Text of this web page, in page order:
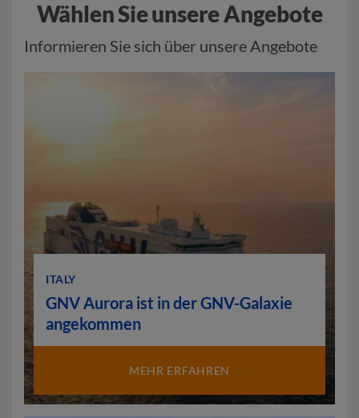
Wählen Sie unsere Angebote
Informieren Sie sich über unsere Angebote
ITALY
GNV Aurora ist in der GNV-Galaxie
angekommen
MEHR ERFAHREN